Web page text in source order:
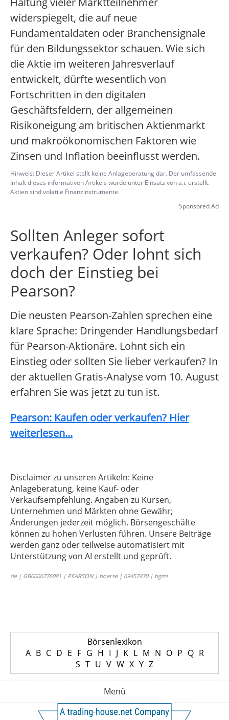
widerspiegelt, die auf neue
Fundamentaldaten oder Branchensignale
für den Bildungssektor schauen. Wie sich
die Aktie im weiteren Jahresverlauf
entwickelt, dürfte wesentlich von
Fortschritten in den digitalen
Geschäftsfeldern, der allgemeinen
Risikoneigung am britischen Aktienmarkt
und makroökonomischen Faktoren wie
Zinsen und Inflation beeinflusst werden.
Hinweis: Dieser Artikel stellt keine Anlageberatung dar. Der umfassende
Inhalt dieses informativen Artikels wurde unter Einsatz von a.i. erstellt.
Aktien sind volatile Finanzinstrumente.
Sponsored Ad
Sollten Anleger sofort
verkaufen? Oder lohnt sich
doch der Einstieg bei
Pearson?
Die neusten Pearson-Zahlen sprechen eine
klare Sprache: Dringender Handlungsbedarf
für Pearson-Aktionäre. Lohnt sich ein
Einstieg oder sollten Sie lieber verkaufen? In
der aktuellen Gratis-Analyse vom 10. August
erfahren Sie was jetzt zu tun ist.
Pearson: Kaufen oder verkaufen? Hier
weiterlesen...
Disclaimer zu unseren Artikeln: Keine
Anlageberatung, keine Kauf- oder
Verkaufsempfehlung. Angaben zu Kursen,
Unternehmen und Märkten ohne Gewähr;
Änderungen jederzeit möglich. Börsengeschäfte
können zu hohen Verlusten führen. Unsere Beiträge
werden ganz oder teilweise automatisiert mit
Unterstützung von AI erstellt und geprüft.
de | GB0006776081 | PEARSON | boerse | 69457430 | bgmi
Börsenlexikon
A B C D E F G H I J K L M N O P Q R
S T U V W X Y Z
Menü